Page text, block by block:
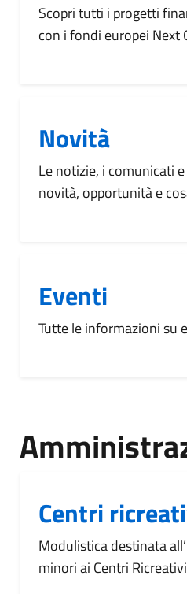
Scopri tutti i progetti
con i fondi europei Next
Novità
Le notizie, i comunicati
novità, opportunità e
Eventi
Tutte le informazioni su
Centri
Modulistica destinata
minori ai Centri